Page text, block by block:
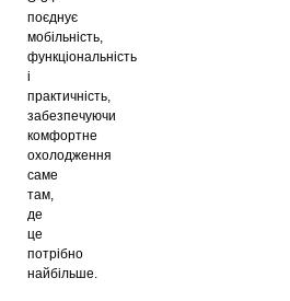
поєднує
мобільність,
функціональність
і
практичність,
забезпечуючи
комфортне
охолодження
саме
там,
де
це
потрібно
найбільше.